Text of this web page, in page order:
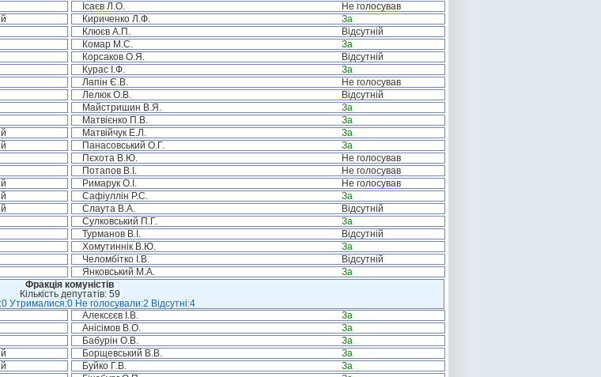
Ісаєв Л.О.
Не голосував
Кириченко Л.Ф.
За
Клюєв А.П.
Відсутній
Комар М.С.
За
Корсаков О.Я.
Відсутній
Курас І.Ф.
За
Лапін Є.В.
Не голосував
Лелюк О.В.
Відсутній
Майстришин В.Я.
За
Матвієнко П.В.
За
Матвійчук Е.Л.
За
Панасовський О.Г.
За
Пєхота В.Ю.
Не голосував
Потапов В.І.
Не голосував
Римарук О.І.
Не голосував
Сафіуллін Р.С.
За
Слаута В.А.
Відсутній
Сулковський П.Г.
За
Турманов В.І.
Відсутній
Хомутиннік В.Ю.
За
Челомбітко І.В.
Відсутній
Янковський М.А.
За
Фракція комуністів
Кількість депутатів: 59
Утрималися:0 Не голосували:2 Відсутні:4
Алексєєв І.В.
За
Анісімов В.О.
За
Бабурін О.В.
За
Борщевський В.В.
За
Буйко Г.В.
За